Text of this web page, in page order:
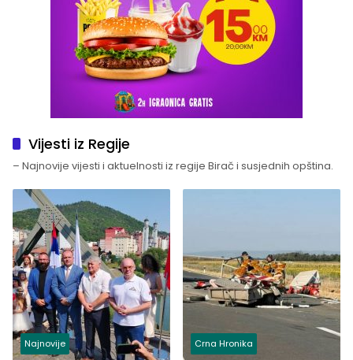
Vijesti iz Regije
– Najnovije vijesti i aktuelnosti iz regije Birač i susjednih opština.
Najnovije Crna Hronika